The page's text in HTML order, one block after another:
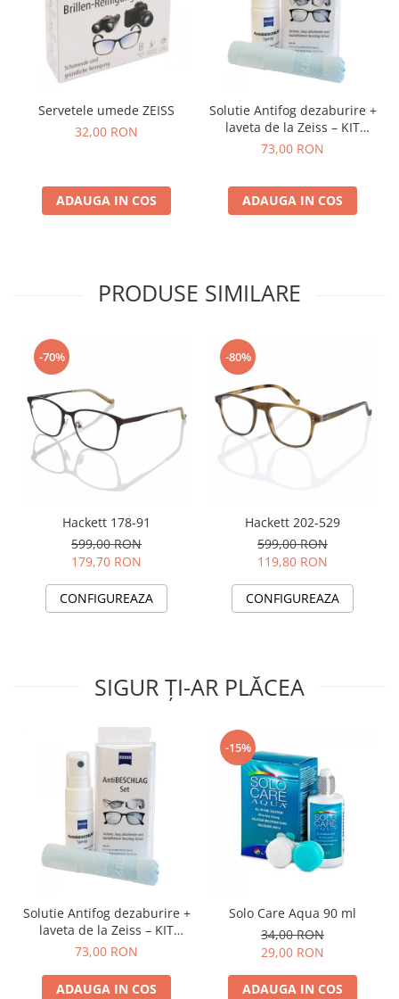
Servetele umede ZEISS
32,00 RON
ADAUGA IN COS
Solutie Antifog dezaburire +
laveta de la Zeiss – KIT
COMPLET
73,00 RON
ADAUGA IN COS
PRODUSE SIMILARE
-70%
Hackett 178-91
599,00 RON
179,70 RON
CONFIGUREAZA
-80%
Hackett 202-529
599,00 RON
119,80 RON
CONFIGUREAZA
SIGUR ȚI-AR PLĂCEA
Solutie Antifog dezaburire +
laveta de la Zeiss – KIT
COMPLET
73,00 RON
ADAUGA IN COS
-15%
Solo Care Aqua 90 ml
34,00 RON
29,00 RON
ADAUGA IN COS